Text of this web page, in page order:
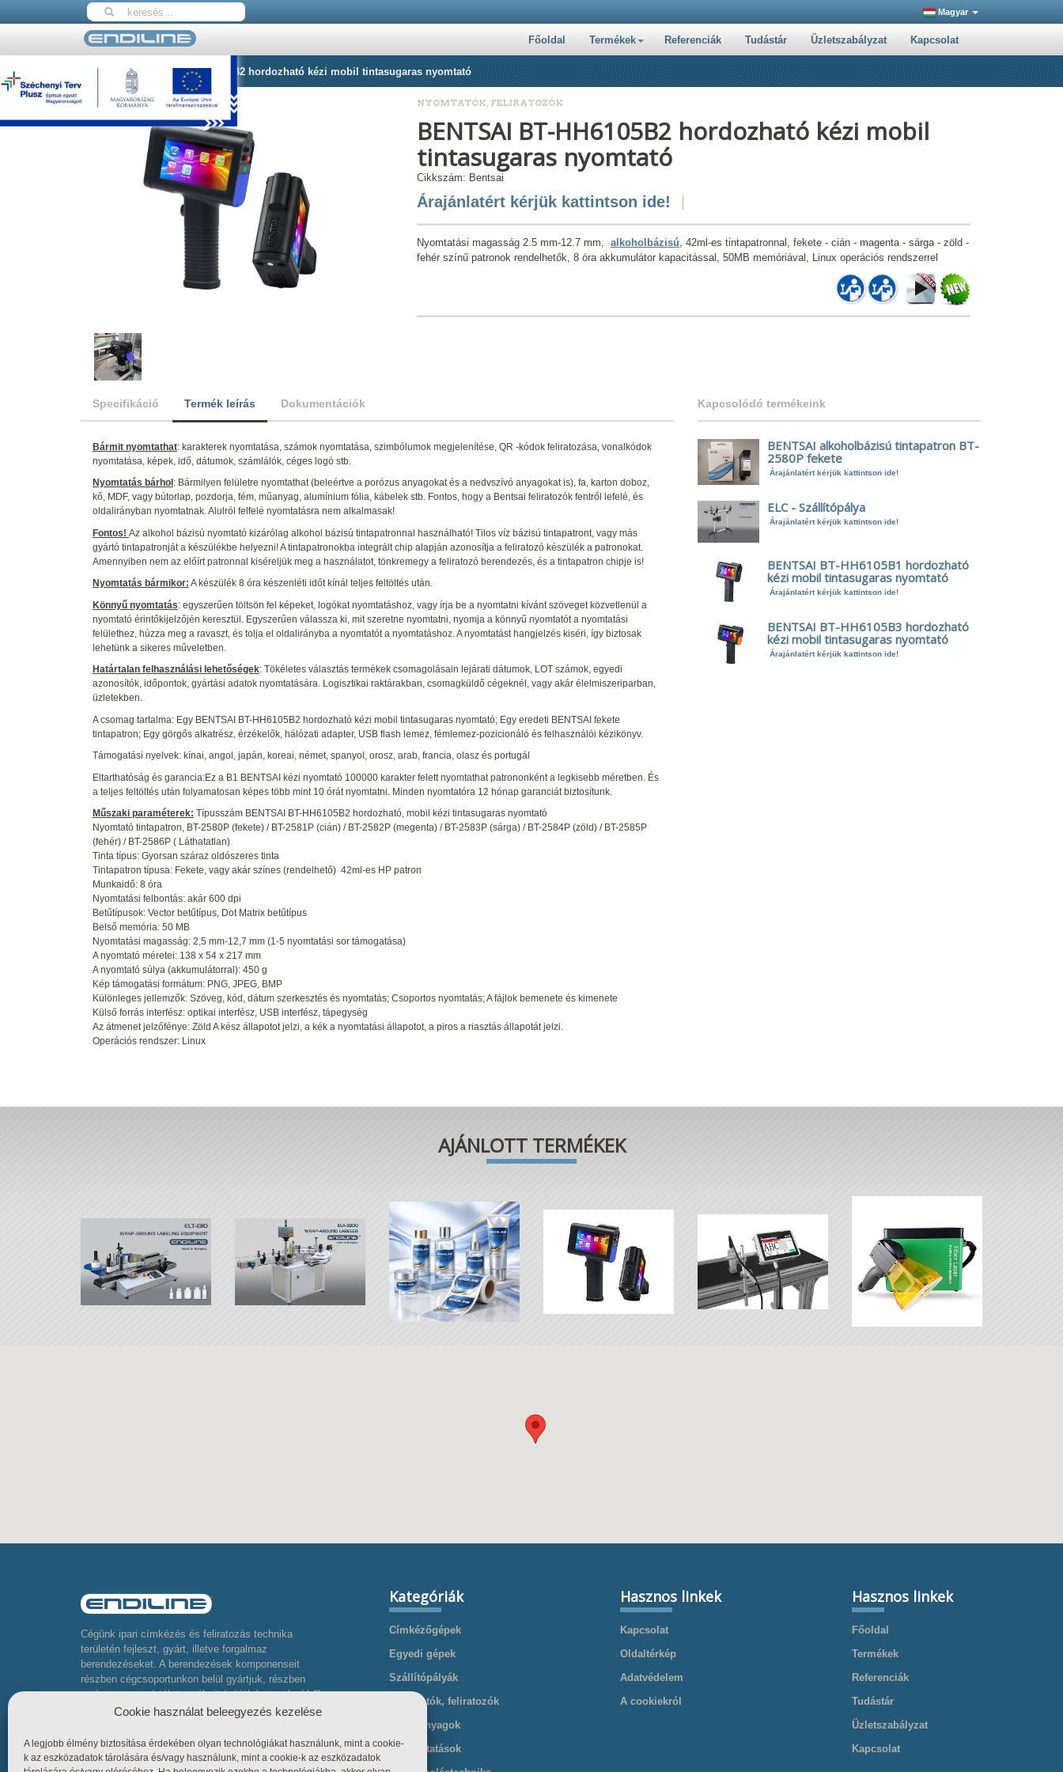
Magyar
Főoldal Termékek Referenciák Tudástár Üzletszabályzat Kapcsolat
Nyitólap BENTSAI BT-HH6105B2 hordozható kézi mobil tintasugaras nyomtató
NYOMTATÓK, FELIRATOZÓK
BENTSAI BT-HH6105B2 hordozható kézi mobil
tintasugaras nyomtató
Cikkszám: Bentsai
Árajánlatért kérjük kattintson ide!
Nyomtatási magasság 2.5 mm-12.7 mm, alkoholbázisú, 42ml-es tintapatronnal, fekete - cián - magenta - sárga - zöld -
fehér színű patronok rendelhetők, 8 óra akkumulátor kapacitással, 50MB memóriával, Linux operációs rendszerrel
Specifikáció Termék leírás Dokumentációk
Bármit nyomtathat: karakterek nyomtatása, számok nyomtatása, szimbólumok megjelenítése, QR -kódok feliratozása, vonalkódok
nyomtatása, képek, idő, dátumok, számlálók, céges logó stb.
Nyomtatás bárhol : Bármilyen felületre nyomtathat (beleértve a porózus anyagokat és a nedvszívó anyagokat is), fa, karton doboz,
kő, MDF, vagy bútorlap, pozdorja, fém, műanyag, alumínium fólia, kábelek stb. Fontos, hogy a Bentsai feliratozók fentről lefelé, és
oldalirányban nyomtatnak. Alulról felfelé nyomtatásra nem alkalmasak!
Fontos! Az alkohol bázisú nyomtató kizárólag alkohol bázisú tintapatronnal használható! Tilos víz bázisú tintapatront, vagy más
gyártó tintapatronját a készülékbe helyezni! A tintapatronokba integrált chip alapján azonosítja a feliratozó készülék a patronokat.
Amennyiben nem az előírt patronnal kiséreljük meg a használatot, tönkremegy a feliratozó berendezés, és a tintapatron chipje is!
Nyomtatás bármikor: A készülék 8 óra készenléti időt kínál teljes feltöltés után.
Könnyű nyomtatás: egyszerűen töltsön fel képeket, logókat nyomtatáshoz, vagy írja be a nyomtatni kívánt szöveget közvetlenül a
nyomtató érintőkijelzőjén keresztül. Egyszerűen válassza ki, mit szeretne nyomtatni, nyomja a könnyű nyomtatót a nyomtatási
felülethez, húzza meg a ravaszt, és tolja el oldalirányba a nyomtatót a nyomtatáshoz. A nyomtatást hangjelzés kiséri, így biztosak
lehetünk a sikeres műveletben.
Határtalan felhasználási lehetőségek: Tökéletes választás termékek csomagolásain lejárati dátumok, LOT számok, egyedi
azonosítók, időpontok, gyártási adatok nyomtatására. Logisztikai raktárakban, csomagküldő cégeknél, vagy akár élelmiszeriparban,
üzletekben.
A csomag tartalma: Egy BENTSAI BT-HH6105B2 hordozható kézi mobil tintasugaras nyomtató; Egy eredeti BENTSAI fekete
tintapatron; Egy görgős alkatrész, érzékelők, hálózati adapter, USB flash lemez, fémlemez-pozicionáló és felhasználói kézikönyv.
Támogatási nyelvek: kínai, angol, japán, koreai, német, spanyol, orosz, arab, francia, olasz és portugál
Eltarthatóság és garancia:Ez a B1 BENTSAI kézi nyomtató 100000 karakter felett nyomtathat patrononként a legkisebb méretben. És
a teljes feltöltés után folyamatosan képes több mint 10 órát nyomtatni. Minden nyomtatóra 12 hónap garanciát biztosítunk.
Műszaki paraméterek: Típusszám BENTSAI BT-HH6105B2 hordozható, mobil kézi tintasugaras nyomtató
Nyomtató tintapatron, BT-2580P (fekete) / BT-2581P (cián) / BT-2582P (megenta) / BT-2583P (sárga) / BT-2584P (zöld) / BT-2585P
(fehér) / BT-2586P ( Láthatatlan)
Tinta típus: Gyorsan száraz oldószeres tinta
Tintapatron típusa: Fekete, vagy akár színes (rendelhető) 42ml-es HP patron
Munkaidő: 8 óra
Nyomtatási felbontás: akár 600 dpi
Betűtípusok: Vector betűtípus, Dot Matrix betűtípus
Belső memória: 50 MB
Nyomtatási magasság: 2,5 mm-12,7 mm (1-5 nyomtatási sor támogatása)
A nyomtató méretei: 138 x 54 x 217 mm
A nyomtató súlya (akkumulátorral): 450 g
Kép támogatási formátum: PNG, JPEG, BMP
Különleges jellemzők: Szöveg, kód, dátum szerkesztés és nyomtatás; Csoportos nyomtatás; A fájlok bemenete és kimenete
Külső forrás interfész: optikai interfész, USB interfész, tápegység
Az átmenet jelzőfénye: Zöld A kész állapotot jelzi, a kék a nyomtatási állapotot, a piros a riasztás állapotát jelzi.
Operációs rendszer: Linux
Kapcsolódó termékeink
BENTSAI alkoholbázisú tintapatron BT-
2580P fekete
Árajánlatért kérjük kattintson ide!
ELC - Szállítópálya
Árajánlatért kérjük kattintson ide!
BENTSAI BT-HH6105B1 hordozható
kézi mobil tintasugaras nyomtató
Árajánlatért kérjük kattintson ide!
BENTSAI BT-HH6105B3 hordozható
kézi mobil tintasugaras nyomtató
Árajánlatért kérjük kattintson ide!
AJÁNLOTT TERMÉKEK
Cégünk ipari címkézés és feliratozás technika
területén fejleszt, gyárt, illetve forgalmaz
berendezéseket. A berendezések komponenseit
részben cégcsoportunkon belül gyártjuk, részben
pedig neves gyártók termékeit építjük be, melyekből
komplett összetett berendezéseket készítünk
Kategóriák
Címkézőgépek
Egyedi gépek
Szállítópályák
Nyomtatók, feliratozók
Kellékanyagok
Szolgáltatások
Hasznos linkek
Kapcsolat
Oldaltérkép
Adatvédelem
A cookiekról
Hasznos linkek
Főoldal
Termékek
Referenciák
Tudástár
Üzletszabályzat
Kapcsolat
Cookie használat beleegyezés kezelése
A legjobb élmény biztosítása érdekében olyan technológiákat használunk, mint a cookie-
k az eszközadatok tárolására és/vagy használunk, mint a cookie-k az eszközadatok